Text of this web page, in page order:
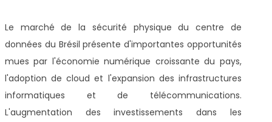
Le marché de la sécurité physique du centre de
données du Brésil présente d'importantes opportunités
mues par l'économie numérique croissante du pays,
l'adoption de cloud et l'expansion des infrastructures
informatiques et de télécommunications.
L'augmentation des investissements dans les